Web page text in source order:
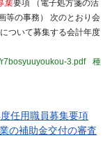
集要項 （電子処方箋の活
等の事務） 次のとおり会
ついて募集する会計年度
3.pdf
種
任用職員募集要項
の補助金交付の審査